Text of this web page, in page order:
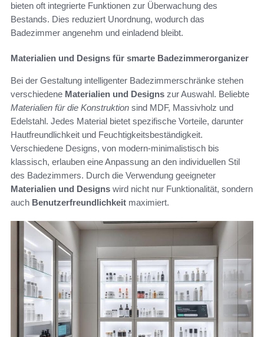
bieten oft integrierte Funktionen zur Überwachung des
Bestands. Dies reduziert Unordnung, wodurch das
Badezimmer angenehm und einladend bleibt.
Materialien und Designs für smarte Badezimmerorganizer
Bei der Gestaltung intelligenter Badezimmerschränke stehen
verschiedene Materialien und Designs zur Auswahl. Beliebte
Materialien für die Konstruktion sind MDF, Massivholz und
Edelstahl. Jedes Material bietet spezifische Vorteile, darunter
Hautfreundlichkeit und Feuchtigkeitsbeständigkeit.
Verschiedene Designs, von modern-minimalistisch bis
klassisch, erlauben eine Anpassung an den individuellen Stil
des Badezimmers. Durch die Verwendung geeigneter
Materialien und Designs wird nicht nur Funktionalität, sondern
auch Benutzerfreundlichkeit maximiert.